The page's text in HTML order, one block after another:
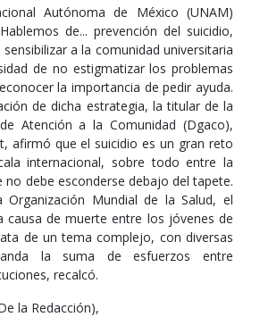
Autónoma de México (UNAM)
de... prevención del suicidio,
a la comunidad universitaria
de no estigmatizar los problemas
la importancia de pedir ayuda.
de dicha estrategia, la titular de la
Atención a la Comunidad (Dgaco),
afirmó que el suicidio es un gran reto
internacional, sobre todo entre la
no debe esconderse debajo del tapete.
Mundial de la Salud, el
causa de muerte entre los jóvenes de
de un tema complejo, con diversas
la suma de esfuerzos entre
recalcó.
la Redacción),